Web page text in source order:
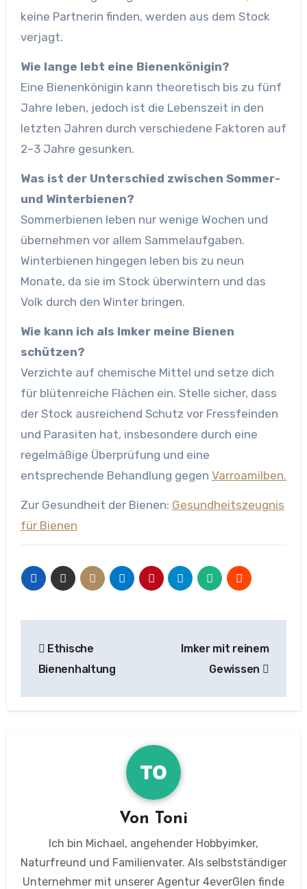
keine Partnerin finden, werden aus dem Stock
verjagt.
Wie lange lebt eine Bienenkönigin?
Eine Bienenkönigin kann theoretisch bis zu fünf
Jahre leben, jedoch ist die Lebenszeit in den
letzten Jahren durch verschiedene Faktoren auf
2–3 Jahre gesunken.
Was ist der Unterschied zwischen Sommer-
und Winterbienen?
Sommerbienen leben nur wenige Wochen und
übernehmen vor allem Sammelaufgaben.
Winterbienen hingegen leben bis zu neun
Monate, da sie im Stock überwintern und das
Volk durch den Winter bringen.
Wie kann ich als Imker meine Bienen
schützen?
Verzichte auf chemische Mittel und setze dich
für blütenreiche Flächen ein. Stelle sicher, dass
der Stock ausreichend Schutz vor Fressfeinden
und Parasiten hat, insbesondere durch eine
regelmäßige Überprüfung und eine
entsprechende Behandlung gegen Varroamilben.
Zur Gesundheit der Bienen: Gesundheitszeugnis
für Bienen
Ethische
Bienenhaltung
Imker mit reinem
Gewissen
Von Toni
Ich bin Michael, angehender Hobbyimker,
Naturfreund und Familienvater. Als selbstständiger
Unternehmer mit unserer Agentur 4everGlen finde